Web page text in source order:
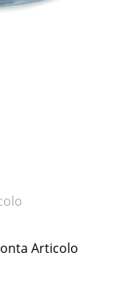
Articolo